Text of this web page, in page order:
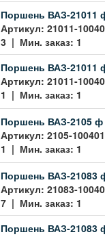
Поршень ВАЗ-21011
Артикул: 21011-
3 | Мин. заказ: 1
Поршень ВАЗ-21011
Артикул: 21011-
1 | Мин. заказ: 1
Поршень ВАЗ-2105 ф
Артикул: 2105-
1 | Мин. заказ: 1
Поршень ВАЗ-21083
Артикул: 21083-
7 | Мин. заказ: 1
Поршень ВАЗ-21083